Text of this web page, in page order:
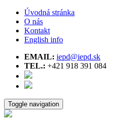
Úvodná stránka
O nás
Kontakt
English info
EMAIL: iepd@iepd.sk
TEL.: +421 918 391 084
Toggle navigation